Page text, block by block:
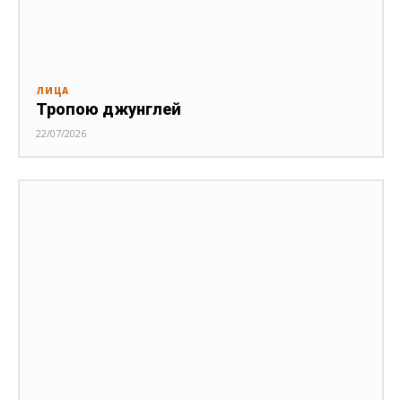
ЛИЦА
Тропою джунглей
22/07/2026